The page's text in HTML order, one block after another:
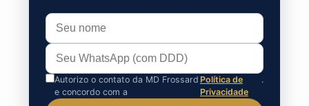
Autorizo o contato da MD Frossard
e concordo com a
Política de
Privacidade
.